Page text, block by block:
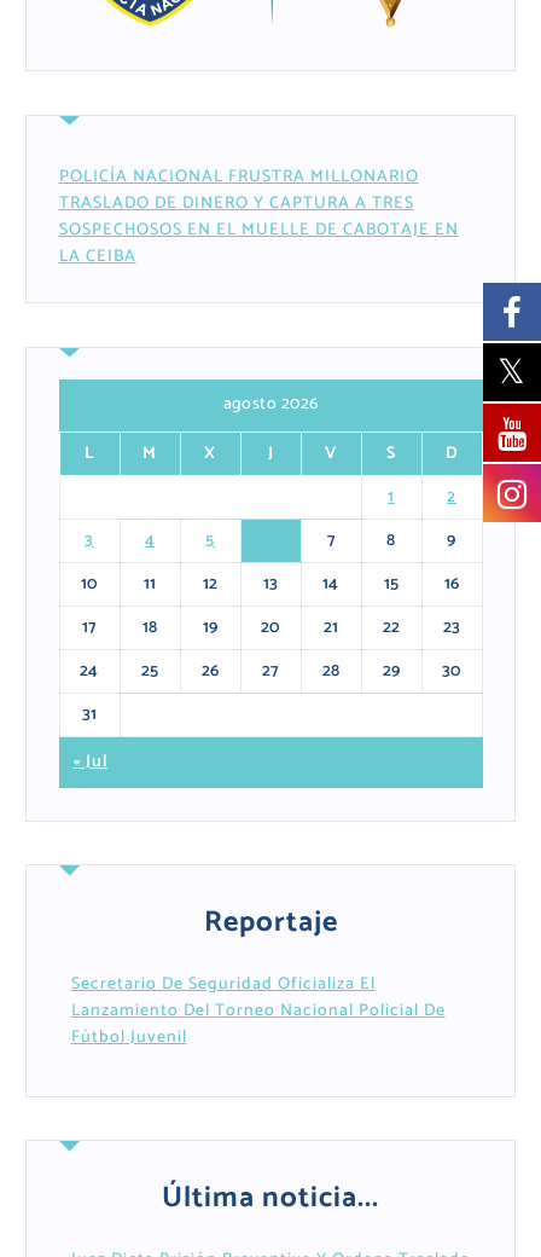
POLICÍA NACIONAL FRUSTRA MILLONARIO
TRASLADO DE DINERO Y CAPTURA A TRES
SOSPECHOSOS EN EL MUELLE DE CABOTAJE EN
LA CEIBA
agosto 2026
L
M X J V S
D
1
2
3
4 5 7 8
9
10
11 12 13 14 15
16
17
18 19 20 21 22
23
24
25 26 27 28 29
30
31
« Jul
Reportaje
Secretario De Seguridad Oficializa El
Lanzamiento Del Torneo Nacional Policial De
Fútbol Juvenil
Última noticia...